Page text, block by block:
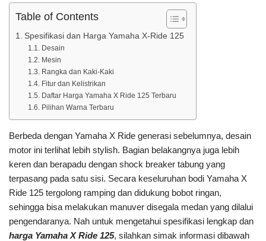
Table of Contents
Spesifikasi dan Harga Yamaha X-Ride 125
Desain
Mesin
Rangka dan Kaki-Kaki
Fitur dan Kelistrikan
Daftar Harga Yamaha X Ride 125 Terbaru
Pilihan Warna Terbaru
Berbeda dengan Yamaha X Ride generasi sebelumnya, desain
motor ini terlihat lebih stylish. Bagian belakangnya juga lebih
keren dan berapadu dengan shock breaker tabung yang
terpasang pada satu sisi. Secara keseluruhan bodi Yamaha X
Ride 125 tergolong ramping dan didukung bobot ringan,
sehingga bisa melakukan manuver disegala medan yang dilalui
pengendaranya. Nah untuk mengetahui spesifikasi lengkap dan
harga Yamaha X Ride 125, silahkan simak informasi dibawah